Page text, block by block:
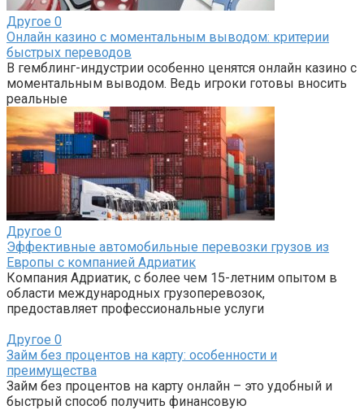
Другое 0
Онлайн казино с моментальным выводом: критерии
быстрых переводов
В гемблинг-индустрии особенно ценятся онлайн казино с
моментальным выводом. Ведь игроки готовы вносить
реальные
Другое 0
Эффективные автомобильные перевозки грузов из
Европы с компанией Адриатик
Компания Адриатик, с более чем 15-летним опытом в
области международных грузоперевозок,
предоставляет профессиональные услуги
Другое 0
Займ без процентов на карту: особенности и
преимущества
Займ без процентов на карту онлайн – это удобный и
быстрый способ получить финансовую